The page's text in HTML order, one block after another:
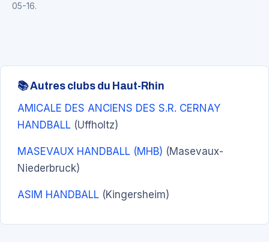
05-16.
📚 Autres clubs du Haut-Rhin
AMICALE DES ANCIENS DES S.R. CERNAY
HANDBALL (Uffholtz)
MASEVAUX HANDBALL (MHB) (Masevaux-
Niederbruck)
ASIM HANDBALL (Kingersheim)